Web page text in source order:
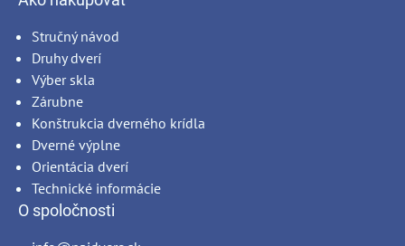
Stručný návod
Druhy dverí
Výber skla
Zárubne
Konštrukcia dverného krídla
Dverné výplne
Orientácia dverí
Technické informácie
O spoločnosti